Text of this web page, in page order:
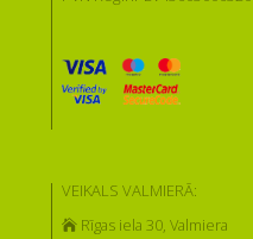
VEIKALS VALMIERĀ:
Rīgas iela 30, Valmiera